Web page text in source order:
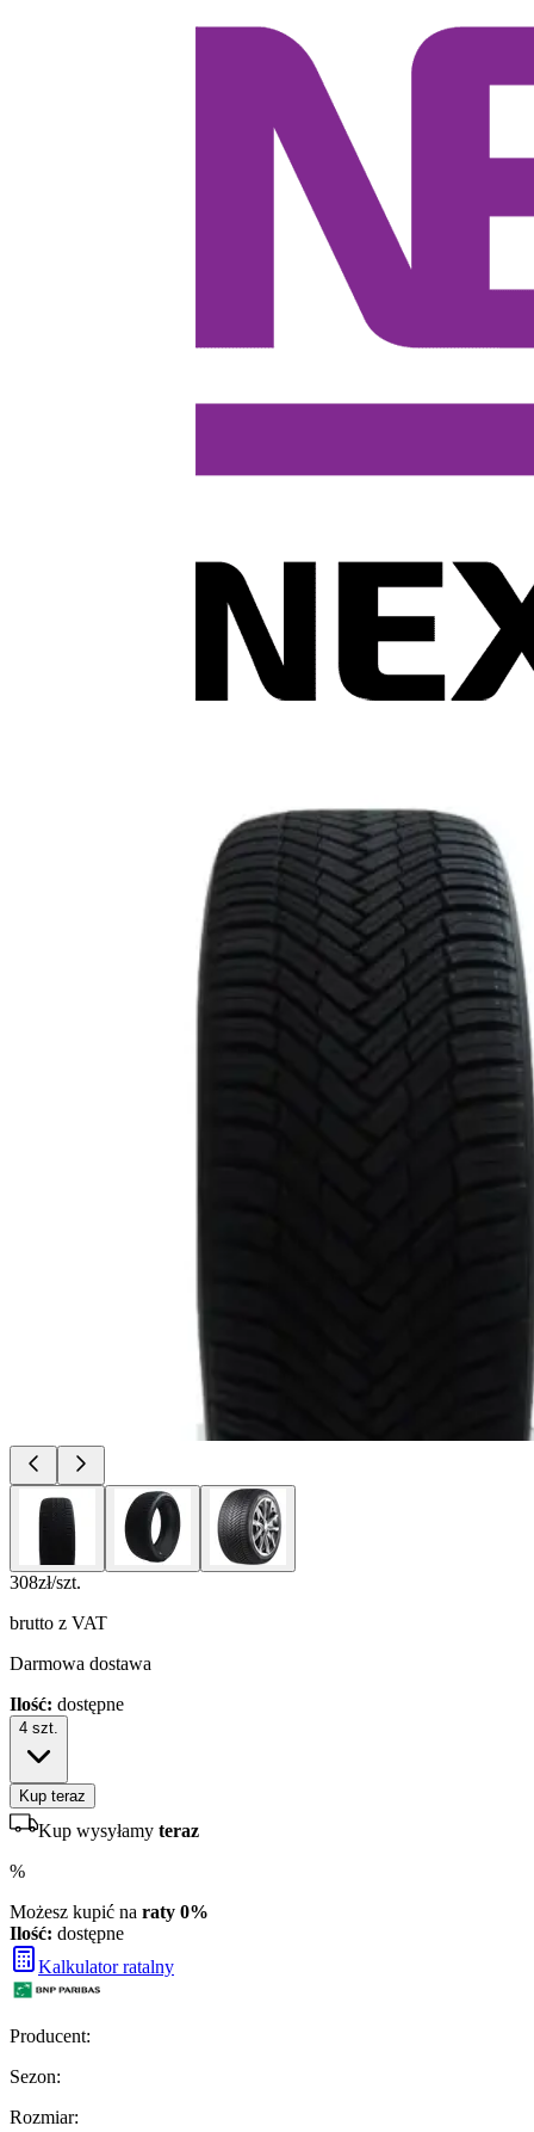
308zł/szt.
brutto z VAT
Darmowa dostawa
Ilość: dostępne
4 szt.
Kup teraz
Kup wysyłamy teraz
%
Możesz kupić na raty 0%
Ilość: dostępne
Kalkulator ratalny
Producent:
Sezon:
Rozmiar: